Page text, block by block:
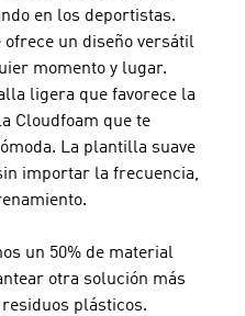
en los deportistas.
un diseño versátil
momento y lugar.
ligera que favorece la
Cloudfoam que te
La plantilla suave
importar la frecuencia,
un 50% de material
otra solución más
plásticos.